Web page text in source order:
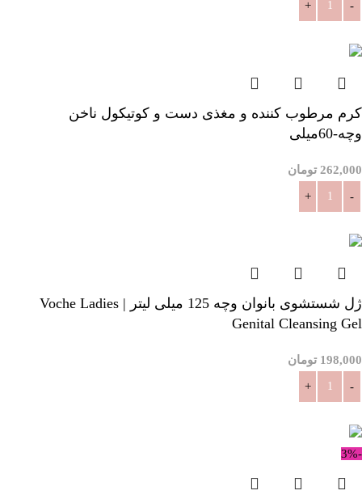
کرم مرطوب کننده و مغذی دست و کوتیکول ناخن
وچه-60میلی
262,000 تومان
ژل شستشوی بانوان وچه 125 میلی لیتر | Voche Ladies
Genital Cleansing Gel
198,000 تومان
-3%